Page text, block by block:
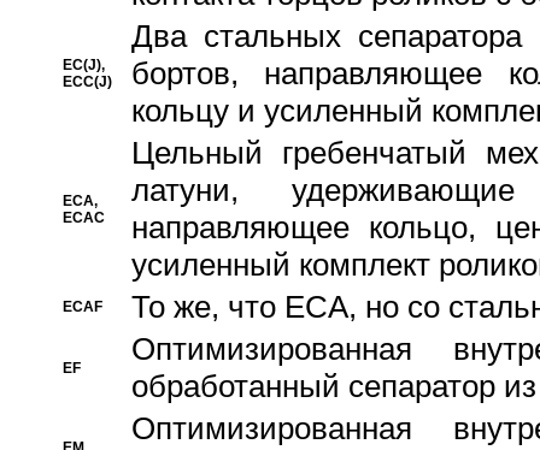
EC(J),
ECC(J)
Два стальных сепаратора
бортов, направляющее
кольцу и усиленный
ECA,
ECAC
Цельный гребенчатый
латуни,
направляющее кольцо,
усиленный комплект
ECAF То же, что ECA, но со
EF
Оптимизированная
обработанный сепаратор
Оптимизированная